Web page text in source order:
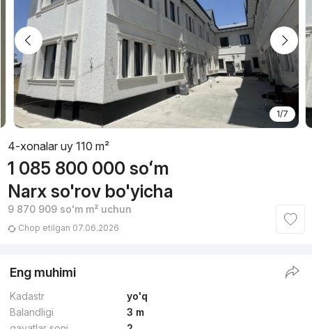
1/7
4-xonalar uy 110 m²
1 085 800 000 soʻm
Narx so'rov bo'yicha
9 870 909 soʻmm² uchun
Chop etilgan 07.06.2026
Eng muhimi
Kadastr
yo'q
Balandligi
3 m